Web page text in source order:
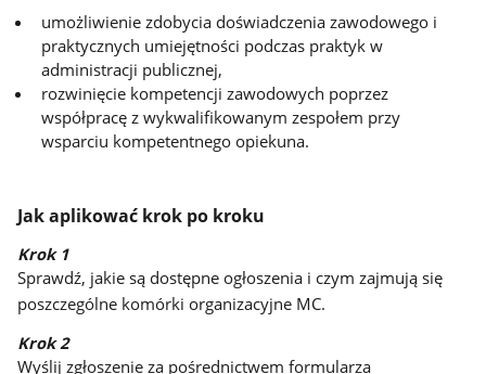
umożliwienie zdobycia doświadczenia zawodowego i
praktycznych umiejętności podczas praktyk w
administracji publicznej,
rozwinięcie kompetencji zawodowych poprzez
współpracę z wykwalifikowanym zespołem przy
wsparciu kompetentnego opiekuna.
Jak aplikować krok po kroku
Krok 1
Sprawdź, jakie są dostępne ogłoszenia i czym zajmują się
poszczególne komórki organizacyjne MC.
Krok 2
Wyślij zgłoszenie za pośrednictwem formularza